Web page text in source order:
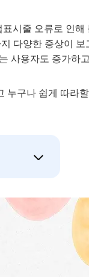
시줄 오류로 인해
다양한 증상이 보
사용자도 증가하
구나 쉽게 따라